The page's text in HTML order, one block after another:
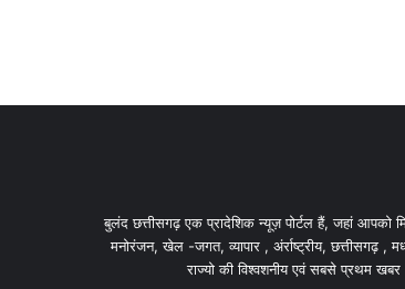
बुलंद छत्तीसगढ़ एक प्रादेशिक न्यूज़ पोर्टल हैं, जहां आपको
मनोरंजन, खेल -जगत, व्यापार , अंर्राष्ट्रीय, छत्तीसगढ़ ,
राज्यो की विश्वशनीय एवं सबसे प्रथम खबर